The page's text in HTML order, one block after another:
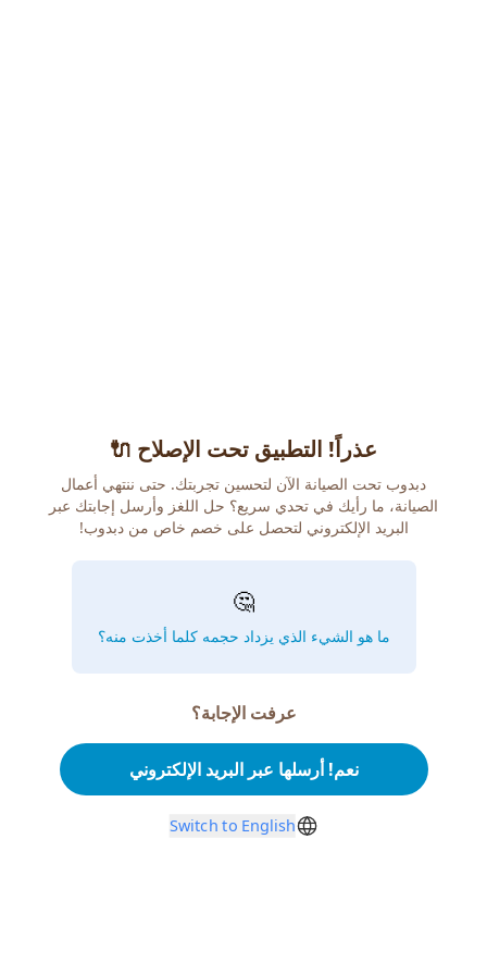
عذراً! التطبيق تحت الإصلاح 🔌
دبدوب تحت الصيانة الآن لتحسين تجربتك. حتى ننتهي أعمال
الصيانة، ما رأيك في تحدي سريع؟ حل اللغز وأرسل إجابتك عبر
البريد الإلكتروني لتحصل على خصم خاص من دبدوب!
🤔
ما هو الشيء الذي يزداد حجمه كلما أخذت منه؟
عرفت الإجابة؟
نعم! أرسلها عبر البريد الإلكتروني
Switch to English